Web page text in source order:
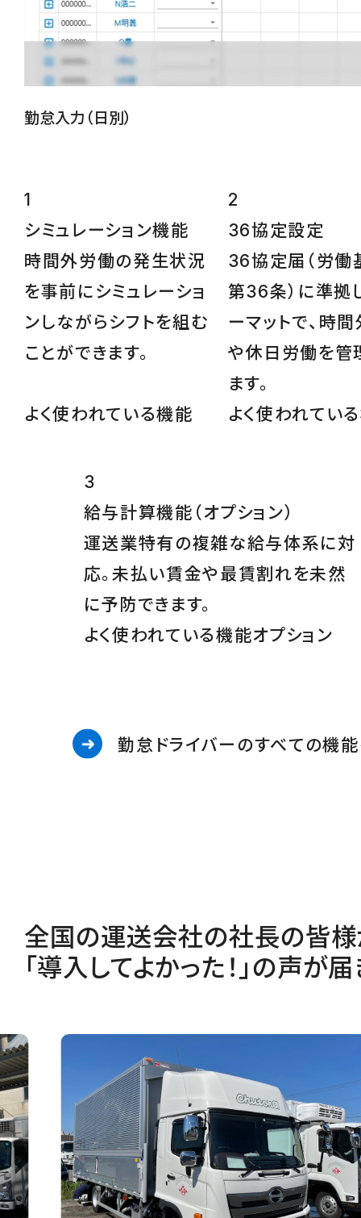
勤怠入力（日別）
1
シミュレーション機能
時間外労働の発生状況
を事前にシミュレーショ
ンしながらシフトを組む
ことができます。
よく使われている機能
2
36協定設定
36協定届（労働
第36条）に準拠
ーマットで、時
や休日労働を管
ます。
よく使われてい
3
給与計算機能 （オプション）
運送業特有の複雑な給与体系に対
応。未払い賃金や最賃割れを未然
に予防できます。
よく使われている機能オプション
勤怠ドライバーのすべての機
全国の運送会社の社長の皆様
「導入してよかった！」の声が